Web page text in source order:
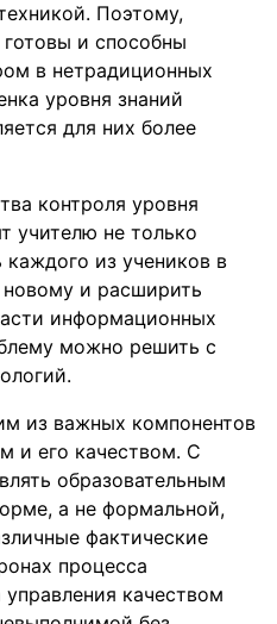
Поэтому,
и способны
в нетрадиционных
уровня знаний
для них более
контроля уровня
учителю не только
каждого из учеников в
новому и расширить
информационных
можно решить с
из важных компонентов
и его качеством. С
образовательным
а не формальной,
фактические
процесса
качеством